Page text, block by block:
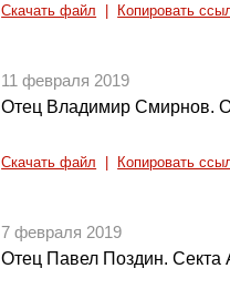
Скачать файл Копировать
11 февраля 2019
Отец Владимир Смирнов.
Скачать файл Копировать
7 февраля 2019
Отец Павел Поздин. Секта